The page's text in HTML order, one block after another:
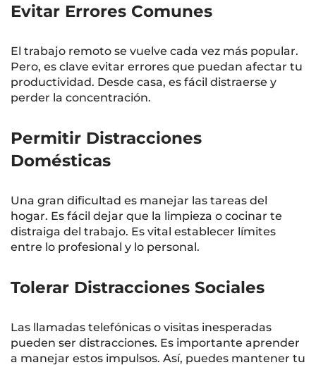
Evitar Errores Comunes
El trabajo remoto se vuelve cada vez más popular.
Pero, es clave evitar errores que puedan afectar tu
productividad. Desde casa, es fácil distraerse y
perder la concentración.
Permitir Distracciones
Domésticas
Una gran dificultad es manejar las tareas del
hogar. Es fácil dejar que la limpieza o cocinar te
distraiga del trabajo. Es vital establecer límites
entre lo profesional y lo personal.
Tolerar Distracciones Sociales
Las llamadas telefónicas o visitas inesperadas
pueden ser distracciones. Es importante aprender
a manejar estos impulsos. Así, puedes mantener tu